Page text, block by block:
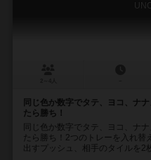
同じ色か数字でタテ、ヨコ、ナ
たら勝ち！
同じ色か数字でタテ、ヨコ、ナ
たら勝ち！2つのトレーを入れ替
出すプッシュ、相手のタイルを2